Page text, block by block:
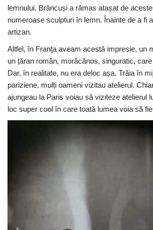
lemnului. Brâncuși a rămas atașat de
numeroase sculpturi în lemn. Înainte de a fi
artizan.
Altfel, în Franța aveam acestă impresie, un
un țăran român, morăcănos, singuratic,
Dar, în realitate, nu era deloc așa. Trăia în
pariziene, mulți oameni vizitau atelierul.
ajungeau la Paris voiau să viziteze atelierul
loc super cool în care toată lumea voia să